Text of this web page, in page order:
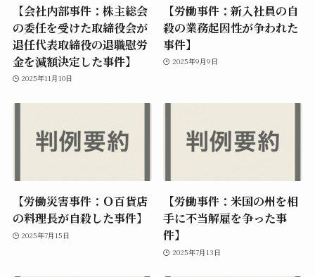
【会社内部事件：株主総会
の委任を受けた取締役会が
退任代表取締役の退職慰労
金を減額決定した事件】
2025年11月10日
【労働事件：新入社員の自
殺の業務起因性が争われた
事件】
2025年9月9日
【労働災害事件：Ｏ百貨店
の料理長が自殺した事件】
2025年7月15日
【労働事件：米国の州を相
手に不当解雇を争った事
件】
2025年7月13日